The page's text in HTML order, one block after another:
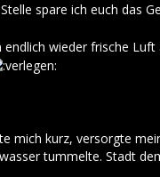
spare ich euch das
endlich wieder frische
mich kurz, versorgte
tummelte. Stadt